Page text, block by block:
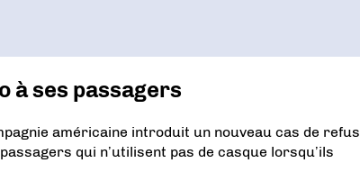
à ses passagers
américaine introduit un nouveau cas de refus
qui n’utilisent pas de casque lorsqu’ils